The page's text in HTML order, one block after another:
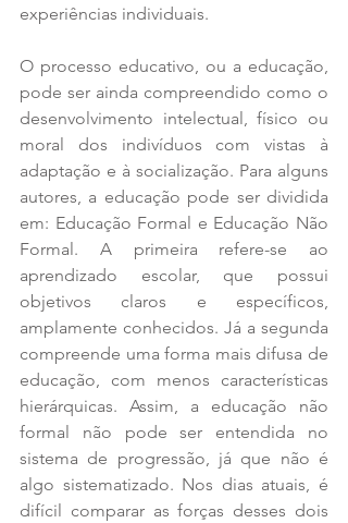
experiências individuais.
O processo educativo, ou a educação,
pode ser ainda compreendido como o
desenvolvimento intelectual, físico ou
moral dos indivíduos com vistas à
adaptação e à socialização. Para alguns
autores, a educação pode ser dividida
em: Educação Formal e Educação Não
Formal. A primeira refere-se ao
aprendizado escolar, que possui
objetivos claros e específicos,
amplamente conhecidos. Já a segunda
compreende uma forma mais difusa de
educação, com menos características
hierárquicas. Assim, a educação não
formal não pode ser entendida no
sistema de progressão, já que não é
algo sistematizado. Nos dias atuais, é
difícil comparar as forças desses dois